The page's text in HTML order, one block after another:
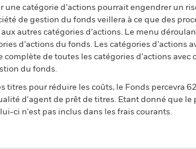
une catégorie d’actions pourrait engendrer un
de gestion du fonds veillera à ce que des
autres catégories d’actions. Le menu
d’actions du fonds. Les catégories d’actions
de toutes les catégories d'actions
du fonds.
titres pour réduire les coûts, le Fonds percevra
d'agent de prêt de titres. Etant donné que
ci n'est pas inclus dans les frais courants.